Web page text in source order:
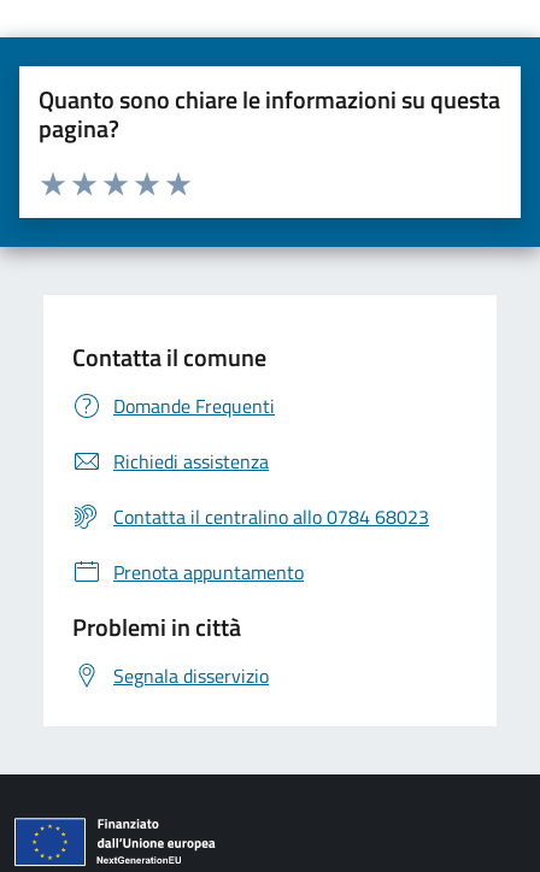
Quanto sono chiare le informazioni su questa
pagina?
Valuta da 1 a 5 stelle la pagina
Valuta 5 stelle su 5
Valuta 4 stelle su 5
Valuta 3 stelle su 5
Valuta 2 stelle su 5
Valuta una stella su 5
Contatta il comune
Domande Frequenti
Richiedi assistenza
Contatta il centralino allo 0784 68023
Prenota appuntamento
Problemi in città
Segnala disservizio